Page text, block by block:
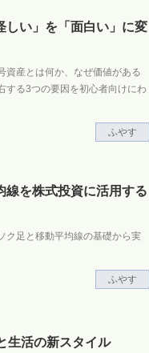
しい」を「面白い」に変
資産とは何か、なぜ価値がある
する3つの要因を初心者向けにわ
ふやす
線を株式投資に活用する
ク足と移動平均線の基礎から実
ふやす
生活の新スタイル